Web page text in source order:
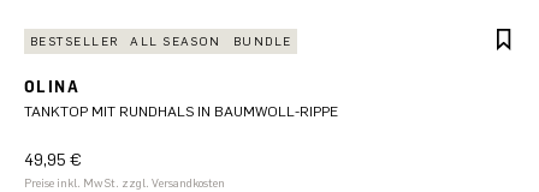
BESTSELLER ALL SEASON BUNDLE
OLINA
TANKTOP MIT RUNDHALS IN BAUMWOLL-RIPPE
49,95 €
Preise inkl. MwSt. zzgl. Versandkosten